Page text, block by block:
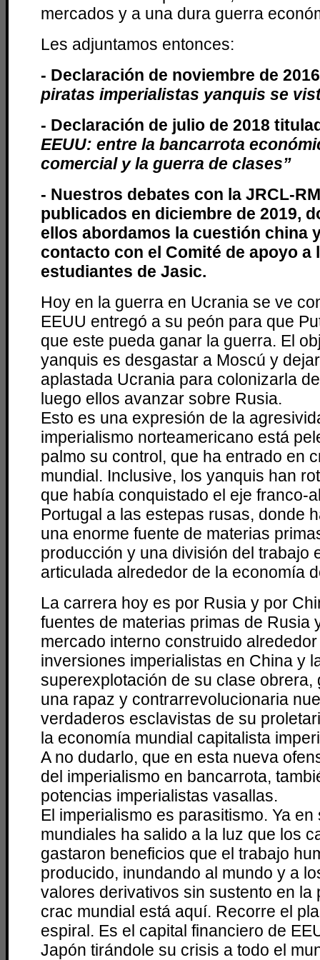
mercados y a una dura guerra
Les adjuntamos entonces:
- Declaración de noviembre de
piratas imperialistas yanquis se
- Declaración de julio de 2018
EEUU: entre la bancarrota
comercial y la guerra de clases”
- Nuestros debates con la JRCL-
publicados en diciembre de 2019,
ellos abordamos la cuestión china
contacto con el Comité de apoyo a
estudiantes de Jasic.
Hoy en la guerra en Ucrania se ve
EEUU entregó a su peón para que
que este pueda ganar la guerra. El
yanquis es desgastar a Moscú y
aplastada Ucrania para colonizarla
luego ellos avanzar sobre Rusia.
Esto es una expresión de la
imperialismo norteamericano está
palmo su control, que ha entrado en
mundial. Inclusive, los yanquis han
que había conquistado el eje franco-
Portugal a las estepas rusas, donde
una enorme fuente de materias
producción y una división del trabajo
articulada alrededor de la economía
La carrera hoy es por Rusia y por
fuentes de materias primas de Rusia
mercado interno construido
inversiones imperialistas en China y
superexplotación de su clase obrera,
una rapaz y contrarrevolucionaria
verdaderos esclavistas de su
la economía mundial capitalista
A no dudarlo, que en esta nueva
del imperialismo en bancarrota,
potencias imperialistas vasallas.
El imperialismo es parasitismo. Ya
mundiales ha salido a la luz que los
gastaron beneficios que el trabajo
producido, inundando al mundo y a
valores derivativos sin sustento en la
crac mundial está aquí. Recorre el
espiral. Es el capital financiero de
Japón tirándole su crisis a todo el